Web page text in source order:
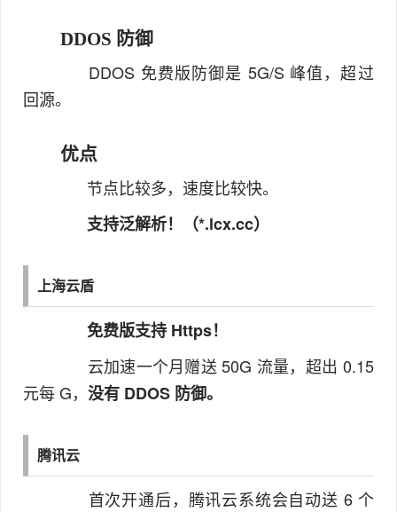
DDOS 防御
DDOS 免费版防御是 5G/S 峰值，超过
回源。
优点
节点比较多，速度比较快。
支持泛解析！（*.lcx.cc）
上海云盾
免费版支持 Https！
云加速一个月赠送 50G 流量，超出 0.15
元每 G， 没有 DDOS 防御。
腾讯云
首次开通后，腾讯云系统会自动送 6 个